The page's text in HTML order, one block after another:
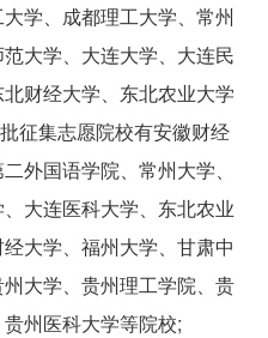
学、成都理工大学、常州
大学、大连大学、大连民
财经大学、东北农业大学
征集志愿院校有安徽财经
外国语学院、常州大学、
大连医科大学、东北农业
大学、福州大学、甘肃中
大学、贵州理工学院、贵
州医科大学等院校;